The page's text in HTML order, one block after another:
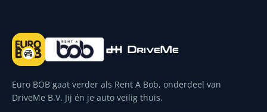
Euro BOB gaat verder als Rent A Bob, onderdeel van
DriveMe B.V. Jij én je auto veilig thuis.